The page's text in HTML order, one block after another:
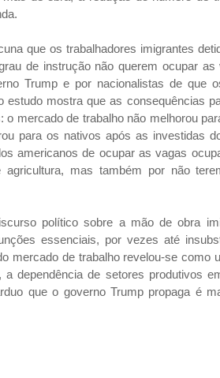
que os trabalhadores imigrantes
de instrução não querem ocupar as
Trump e por nacionalistas de que
estudo mostra que as consequências
mercado de trabalho não melhorou
para os nativos após as investidas
americanos de ocupar as vagas
mas também por não
político sobre a mão de obra
essenciais, por vezes até
mercado de trabalho revelou-se como
dependência de setores produtivos
que o governo Trump propaga é